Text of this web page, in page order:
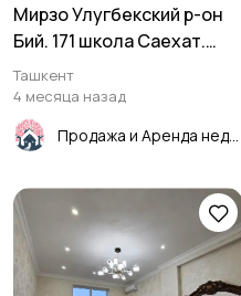
Мирзо Улугбекский р-он
Бий. 171 школа Саехат.
3/4/4 65м²
Ташкент
4 месяца назад